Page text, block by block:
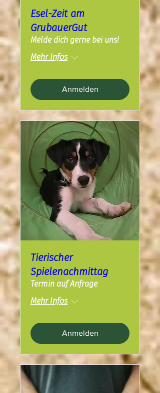
Esel-Zeit am
GrubauerGut
Melde dich gerne bei uns!
Mehr Infos
Anmelden
Tierischer
Spielenachmittag
Termin auf Anfrage
Mehr Infos
Anmelden